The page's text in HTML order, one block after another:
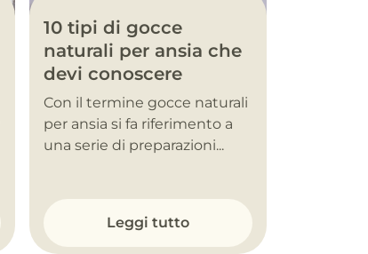
10 tipi di gocce
naturali per ansia che
devi conoscere
Con il termine gocce naturali
per ansia si fa riferimento a
una serie di preparazioni...
Leggi tutto